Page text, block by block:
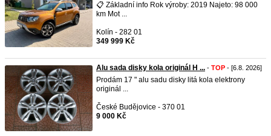
📋 Základní info Rok výroby: 2019 Najeto: 98 000
km Mot ...
Kolín - 282 01
349 999 Kč
Alu sada disky kola originál H ... - TOP - [6.8. 2026]
Prodám 17 " alu sadu disky litá kola elektrony
originál ...
České Budějovice - 370 01
9 000 Kč